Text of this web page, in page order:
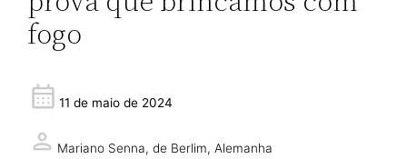
fogo
11 de maio de 2024
Mariano Senna, de Berlim, Alemanha